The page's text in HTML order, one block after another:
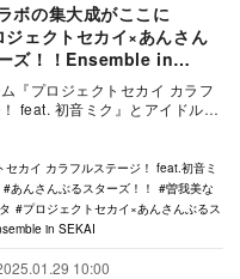
ボの集大成がここに
ェクトセカイ×あんさん
ズ！！Ensemble in
ポート
『プロジェクトセカイ カラフ
feat. 初音ミク』とアイドルプ
ームアプリ『あんさんぶるス
セカイ カラフルステージ！ feat.初音ミ
あんさんぶるスターズ！！
曽我美な
プロジェクトセカイ×あんさんぶるス
in SEKAI
10:00